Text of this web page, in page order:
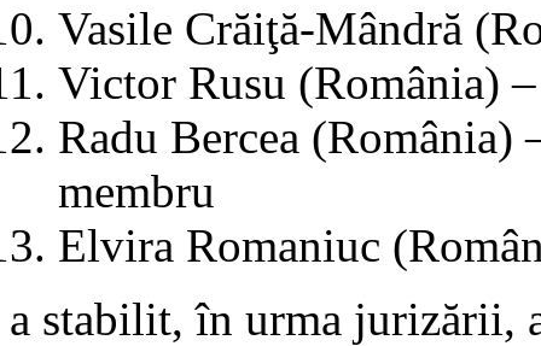
Vasile Crăiţă-Mândră
Victor Rusu (România)
Radu Bercea (România)
Elvira Romaniuc
a stabilit, în urma jurizării,